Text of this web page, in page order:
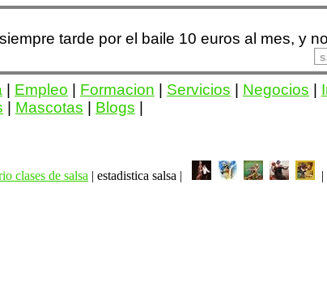
tarde por el baile 10 euros al mes, y
Empleo Formacion Servicios Negocios
Mascotas Blogs
clases de salsa | estadistica salsa |